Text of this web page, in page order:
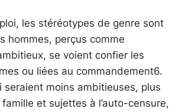
les stéréotypes de genre sont
hommes, perçus comme
se voient confier les
ou liées au commandement6.
seraient moins ambitieuses, plus
et sujettes à l’auto-censure,